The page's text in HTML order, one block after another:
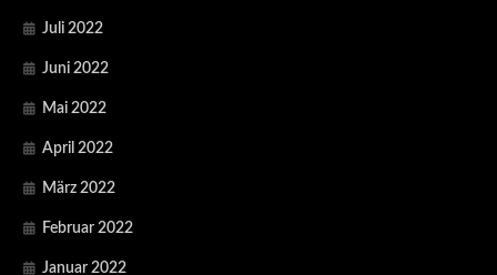
Juli 2022
Juni 2022
Mai 2022
April 2022
März 2022
Februar 2022
Januar 2022